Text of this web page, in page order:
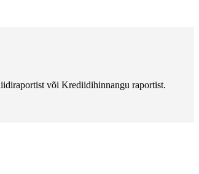
või Krediidihinnangu raportist.